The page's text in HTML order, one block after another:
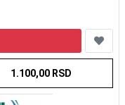
1.100,00 RSD